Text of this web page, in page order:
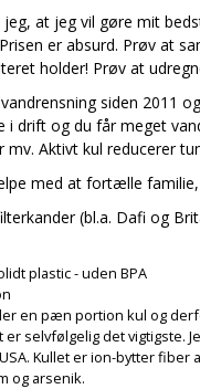
jeg, at jeg vil gøre mit
er absurd. Prøv at
holder! Prøv at
siden 2011
i drift og du får meget
Aktivt kul reducerer
med at fortælle
(bl.a. Dafi og
plastic - uden BPA
en pæn portion kul og
selvfølgelig det vigtigste.
USA. Kullet er ion-bytter
og arsenik.